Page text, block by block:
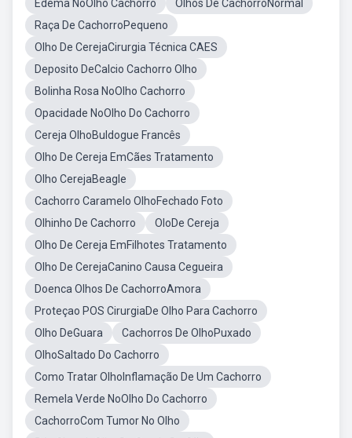
Edema NoOlho Cachorro
Olhos De CachorroNormal
Raça De CachorroPequeno
Olho De CerejaCirurgia Técnica CAES
Deposito DeCalcio Cachorro Olho
Bolinha Rosa NoOlho Cachorro
Opacidade NoOlho Do Cachorro
Cereja OlhoBuldogue Francês
Olho De Cereja EmCães Tratamento
Olho CerejaBeagle
Cachorro Caramelo OlhoFechado Foto
Olhinho De Cachorro
OloDe Cereja
Olho De Cereja EmFilhotes Tratamento
Olho De CerejaCanino Causa Cegueira
Doenca Olhos De CachorroAmora
Proteçao POS CirurgiaDe Olho Para Cachorro
Olho DeGuara
Cachorros De OlhoPuxado
OlhoSaltado Do Cachorro
Como Tratar OlhoInflamação De Um Cachorro
Remela Verde NoOlho Do Cachorro
CachorroCom Tumor No Olho